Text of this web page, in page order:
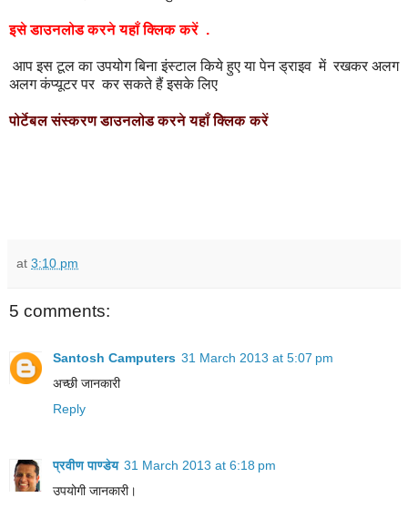
इसे डाउनलोड करने यहाँ क्लिक करें .
आप इस टूल का उपयोग बिना इंस्टाल किये हुए या पेन ड्राइव में रखकर अलग
अलग कंप्यूटर पर कर सकते हैं इसके लिए
पोर्टेबल संस्करण डाउनलोड करने यहाँ क्लिक करें
at 3:10 pm
5 comments:
Santosh Camputers 31 March 2013 at 5:07 pm
अच्छी जानकारी
Reply
प्रवीण पाण्डेय 31 March 2013 at 6:18 pm
उपयोगी जानकारी।